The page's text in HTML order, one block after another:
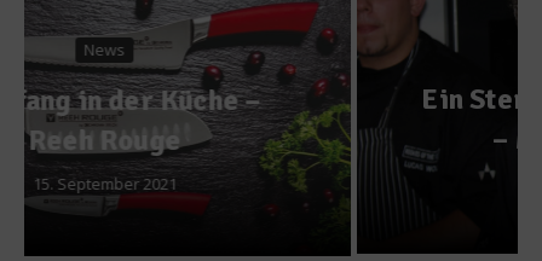
gesunde Ernährung
Ein Sternekoch im Gespräch
– Martin Göschel
9. Dezember 2010